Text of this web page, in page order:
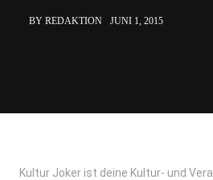
BY REDAKTION JUNI 1, 2015
Kultur Joker ist deine Kultur- und